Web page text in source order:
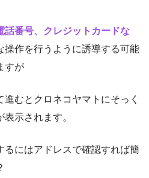
話番号、クレジットカードな
操作を行うように誘導する可能
すが
むとクロネコヤマトにそっく
示されます。
るにはアドレスで確認すれば簡